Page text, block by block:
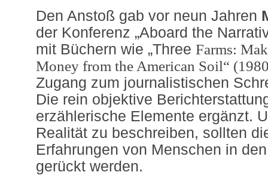
Den Anstoß gab vor neun Jahren
der Konferenz „Aboard the
mit Büchern wie „Three Farms:
Money from the American Soil“
Zugang zum journalistischen
Die rein objektive
erzählerische Elemente ergänzt.
Realität zu beschreiben, sollten
Erfahrungen von Menschen in
gerückt werden.